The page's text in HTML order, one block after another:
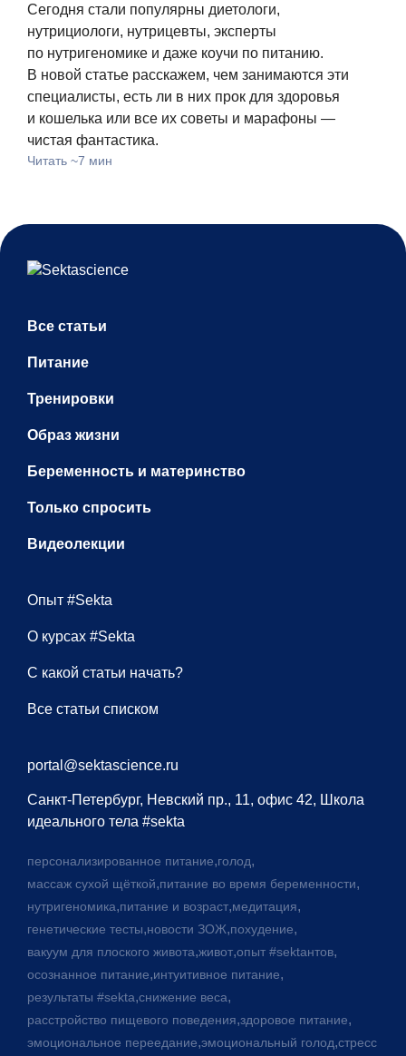
Сегодня стали популярны диетологи,
нутрициологи, нутрицевты, эксперты
по нутригеномике и даже коучи по питанию.
В новой статье расскажем, чем занимаются эти
специалисты, есть ли в них прок для здоровья
и кошелька или все их советы и марафоны —
чистая фантастика.
Читать ~7 мин
Все статьи
Питание
Тренировки
Образ жизни
Беременность и материнство
Только спросить
Видеолекции
Опыт #Sekta
О курсах #Sekta
С какой статьи начать?
Все статьи списком
portal@sektascience.ru
Санкт-Петербург, Невский пр., 11, офис 42, Школа
идеального тела #sekta
персонализированное питание,голод,
массаж сухой щёткой,питание во время беременности,
нутригеномика,питание и возраст,медитация,
генетические тесты,новости ЗОЖ,похудение,
вакуум для плоского живота,живот,опыт #sektaнтов,
осознанное питание,интуитивное питание,
результаты #sekta,снижение веса,
расстройство пищевого поведения,здоровое питание,
эмоциональное переедание,эмоциональный голод,стресс